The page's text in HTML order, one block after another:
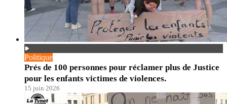
Politique
Prés de 100 personnes pour réclamer plus de Justice
pour les enfants victimes de violences.
15 juin 2026